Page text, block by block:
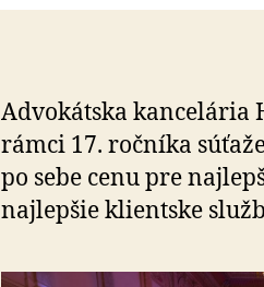
Advokátska kancelária
rámci 17. ročníka
po sebe cenu pre
najlepšie klientske